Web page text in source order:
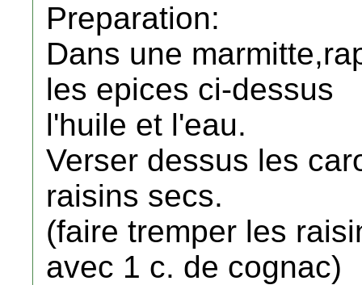
Preparation:
Dans une
les epices ci-dessus
l'huile et l'eau.
Verser dessus les
raisins secs.
(faire tremper les
avec 1 c. de cognac)